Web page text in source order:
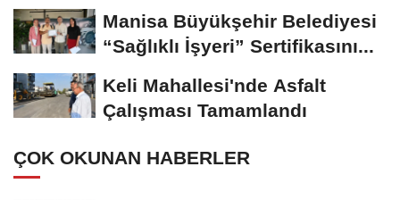
Manisa Büyükşehir Belediyesi
“Sağlıklı İşyeri” Sertifikasını...
Keli Mahallesi'nde Asfalt
Çalışması Tamamlandı
ÇOK OKUNAN HABERLER